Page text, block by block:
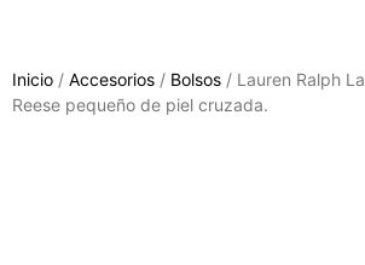
Inicio / Accesorios / Bolsos / Lauren Ralph
Reese pequeño de piel cruzada.